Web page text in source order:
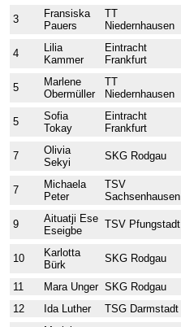
3
Fransiska
Pauers
TT
Niedernhausen
4
Lilia
Kammer
Eintracht
Frankfurt
5
Marlene
Obermüller
TT
Niedernhausen
5
Sofia
Tokay
Eintracht
Frankfurt
7
Olivia
Sekyi
SKG Rodgau
7
Michaela
Peter
TSV
Sachsenhausen
9
Aituatji Ese
Eseigbe
TSV Pfungstadt
10
Karlotta
Bürk
SKG Rodgau
11 Mara Unger SKG Rodgau
12
Ida Luther TSG Darmstadt